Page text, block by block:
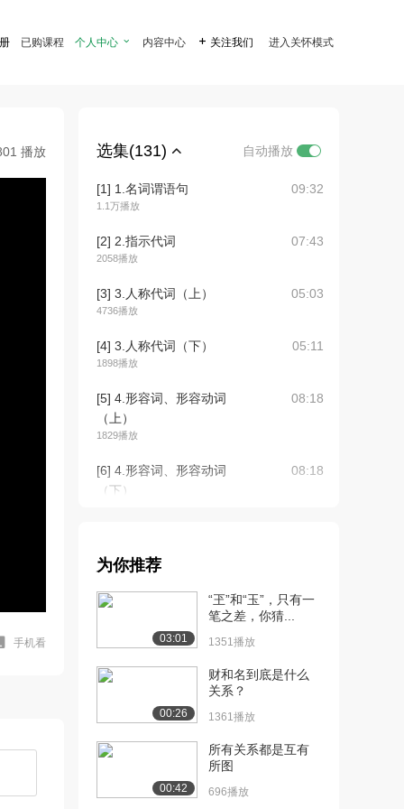
已购课程 个人中心  内容中心  关注我们 进入关怀模式
播放
手机看
选集(131) 自动播放
[1] 1.名词谓语句
1.1万播放
09:32
[2] 2.指示代词
2058播放
07:43
[3] 3.人称代词（上）
4736播放
05:03
[4] 3.人称代词（下）
1898播放
05:11
[5] 4.形容词、形容动词
（上）
1829播放
08:18
[6] 4.形容词、形容动词
（下）
08:18
（上）
[8] 5.动词的构成与分类
1773播放
[9] 6.格助词（1）（上）
[10] 6.格助词（1）（下）
1488播放
[11] 7.格助词（2）（上）
为你推荐
03:01
“玊”和“玉”，只有一
笔之差，你猜...
1351播放
00:26
财和名到底是什么
关系？
1361播放
00:42
所有关系都是互有
所图
696播放